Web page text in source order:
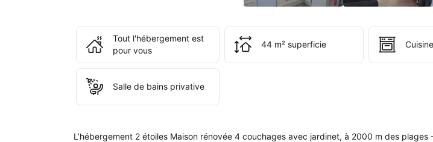
de
ainsi
que
votre
Tout l'hébergement est
pour vous
44 m² superficie Cuisine
Salle de bains privative
L’hébergement 2 étoiles Maison rénovée 4 couchages avec jardinet, à 2000 m des